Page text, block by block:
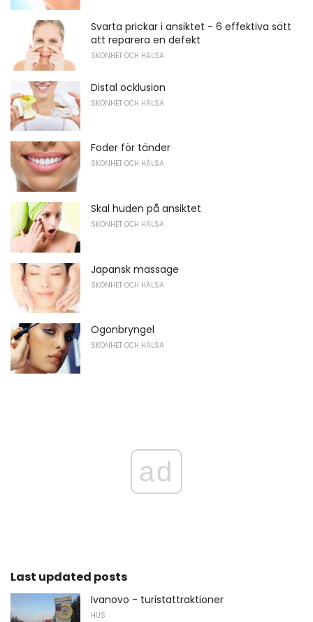
Svarta prickar i ansiktet - 6 effektiva sätt
att reparera en defekt
SKÖNHET OCH HÄLSA
Distal ocklusion
SKÖNHET OCH HÄLSA
Foder för tänder
SKÖNHET OCH HÄLSA
Skal huden på ansiktet
SKÖNHET OCH HÄLSA
Japansk massage
SKÖNHET OCH HÄLSA
Ögonbryngel
SKÖNHET OCH HÄLSA
ad
Last updated posts
Ivanovo - turistattraktioner
HUS